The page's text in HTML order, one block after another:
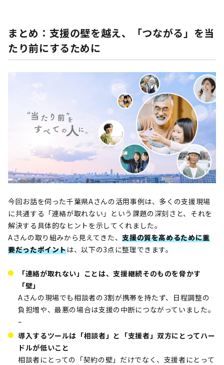
まとめ：支援の壁を越え、「つながる」を当
たり前にするために
今回お話を伺った千葉県Aさんの活用事例は、多くの支援現場
に共通する「連絡が取れない」という課題の深刻さと、それを
解決する具体的なヒントを示してくれました。
Aさんの取り組みから見えてきた、支援の質を高めるために重
要だったポイントは、以下の3点に整理できます。
「連絡が取れない」ことは、支援継続そのものを脅かす
「壁」
Aさんの現場でも相談者の3割が携帯を持たず、日程調整の
負担増や、最悪の場合は支援の中断につながっていました。
–
導入するツールは「相談者」と「支援者」双方にとってハー
ドルが低いこと
相談者にとっての「契約の壁」だけでなく、支援者にとって